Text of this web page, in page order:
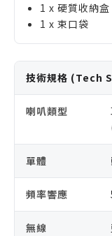
1 x 硬質收納盒
1 x 束口袋
技術規格 (Tech
喇叭類型
單體
頻率響應
無線